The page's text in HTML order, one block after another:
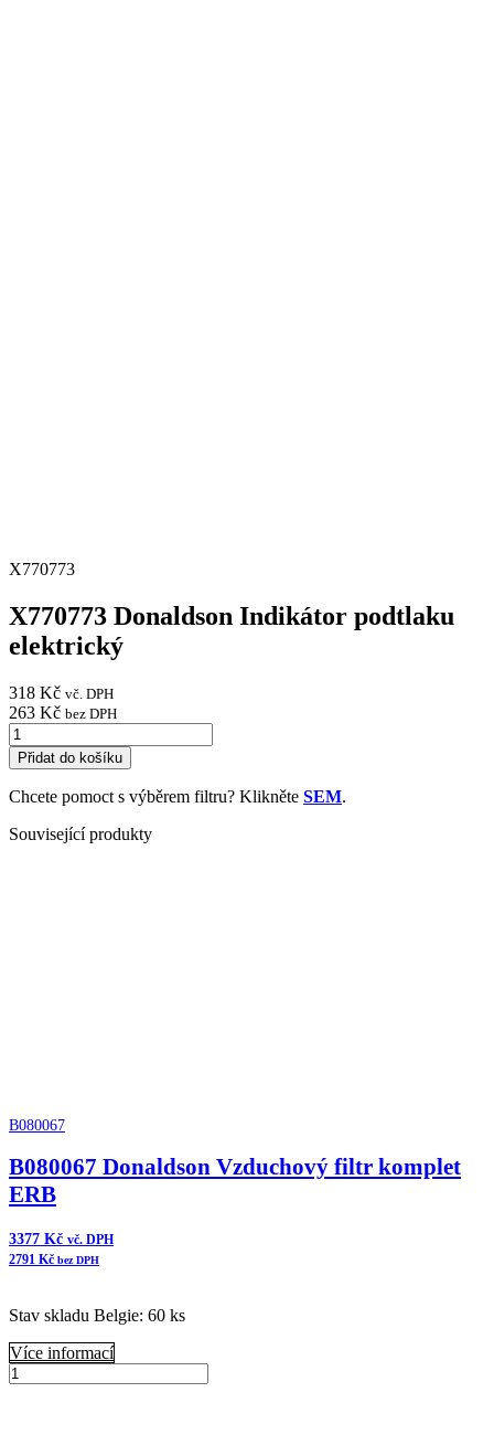
X770773
X770773 Donaldson Indikátor podtlaku
elektrický
318 Kč vč. DPH
263 Kč bez DPH
X770773
Donaldson
Indikátor
podtlaku
elektrický
množství
Přidat do košíku
Chcete pomoct s výběrem filtru? Klikněte SEM.
Související produkty
B080067
B080067 Donaldson Vzduchový filtr komplet
ERB
3377 Kč vč. DPH
2791 Kč bez DPH
Stav skladu Belgie: 60 ks
Více informací
B080067